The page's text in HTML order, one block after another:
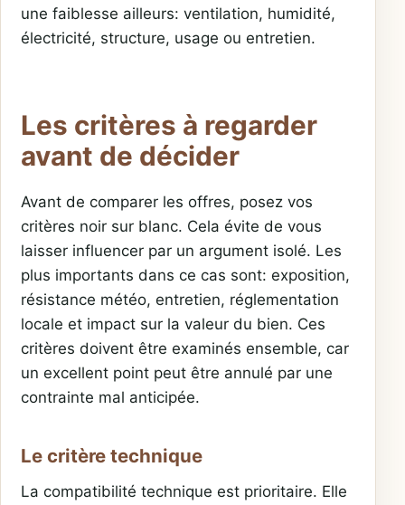
une faiblesse ailleurs: ventilation, humidité,
électricité, structure, usage ou entretien.
Les critères à regarder
avant de décider
Avant de comparer les offres, posez vos
critères noir sur blanc. Cela évite de vous
laisser influencer par un argument isolé. Les
plus importants dans ce cas sont: exposition,
résistance météo, entretien, réglementation
locale et impact sur la valeur du bien. Ces
critères doivent être examinés ensemble, car
un excellent point peut être annulé par une
contrainte mal anticipée.
Le critère technique
La compatibilité technique est prioritaire. Elle